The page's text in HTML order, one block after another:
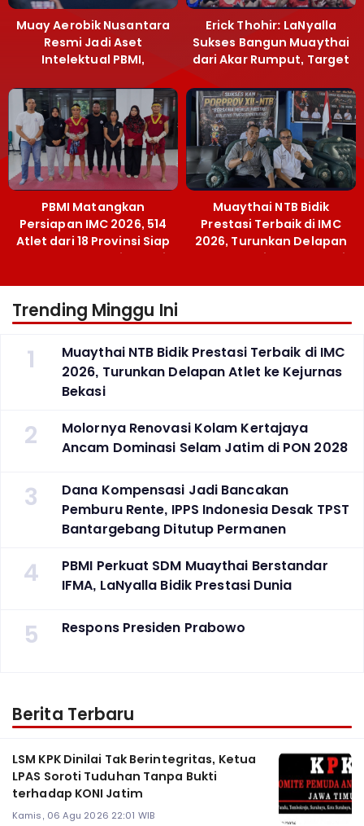
Muay Aerobik Nusantara
Resmi Jadi Aset
Intelektual PBMI,
Terobosan Bangun
Grassroots
Erick Thohir: LaNyalla
Sukses Bangun Muaythai
dari Akar Rumput, Target
PBMI Matangkan
Persiapan IMC 2026, 514
Atlet dari 18 Provinsi Siap
Berlaga Besok di Bekasi
Muaythai NTB Bidik
Prestasi Terbaik di IMC
2026, Turunkan Delapan
Atlet ke Kejurnas Bekasi
Trending Minggu Ini
1
Muaythai NTB Bidik Prestasi Terbaik di IMC
2026, Turunkan Delapan Atlet ke Kejurnas
Bekasi
2
Molornya Renovasi Kolam Kertajaya
Ancam Dominasi Selam Jatim di PON 2028
3
Dana Kompensasi Jadi Bancakan
Pemburu Rente, IPPS Indonesia Desak TPST
Bantargebang Ditutup Permanen
4
PBMI Perkuat SDM Muaythai Berstandar
IFMA, LaNyalla Bidik Prestasi Dunia
5 Respons Presiden Prabowo
Berita Terbaru
LSM KPK Dinilai Tak Berintegritas, Ketua
LPAS Soroti Tuduhan Tanpa Bukti
terhadap KONI Jatim
Kamis, 06 Agu 2026 22:01 WIB